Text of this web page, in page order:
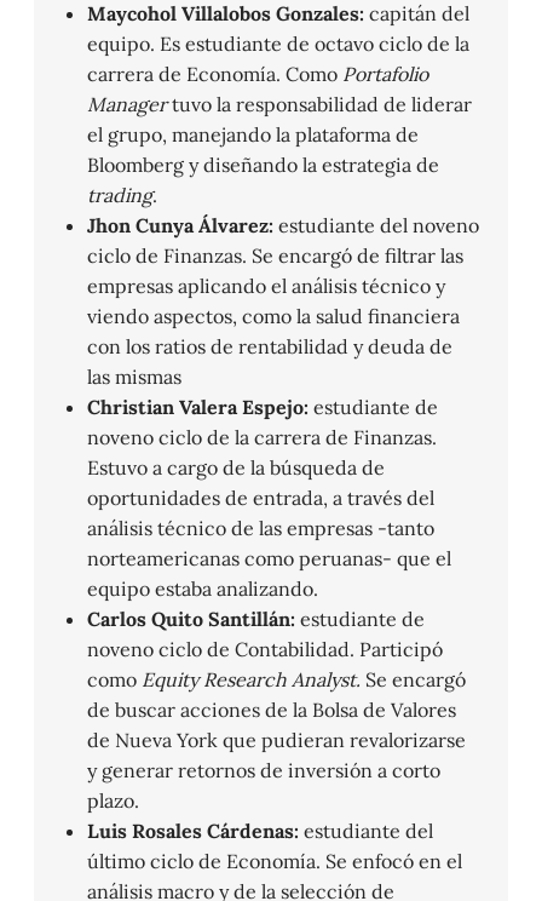
Maycohol Villalobos Gonzales: capitán del
equipo. Es estudiante de octavo ciclo de la
carrera de Economía. Como Portafolio
Managertuvo la responsabilidad de liderar
el grupo, manejando la plataforma de
Bloomberg y diseñando la estrategia de
trading.
Jhon Cunya Álvarez: estudiante del noveno
ciclo de Finanzas. Se encargó de filtrar las
empresas aplicando el análisis técnico y
viendo aspectos, como la salud financiera
con los ratios de rentabilidad y deuda de
las mismas
Christian Valera Espejo: estudiante de
noveno ciclo de la carrera de Finanzas.
Estuvo a cargo de la búsqueda de
oportunidades de entrada, a través del
análisis técnico de las empresas -tanto
norteamericanas como peruanas- que el
equipo estaba analizando.
Carlos Quito Santillán: estudiante de
noveno ciclo de Contabilidad. Participó
como Equity Research Analyst. Se encargó
de buscar acciones de la Bolsa de Valores
de Nueva York que pudieran revalorizarse
y generar retornos de inversión a corto
plazo.
Luis Rosales Cárdenas: estudiante del
último ciclo de Economía. Se enfocó en el
análisis macro y de la selección de